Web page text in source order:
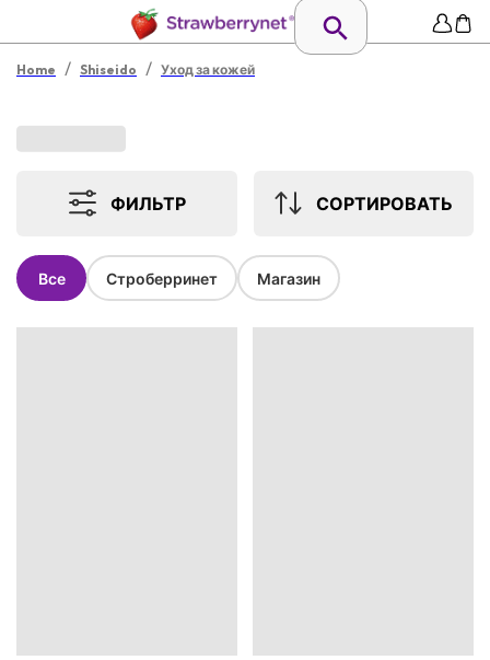
Home / Shiseido / Уход за кожей
ФИЛЬТР СОРТИРОВАТЬ
Все Строберринет Магазин